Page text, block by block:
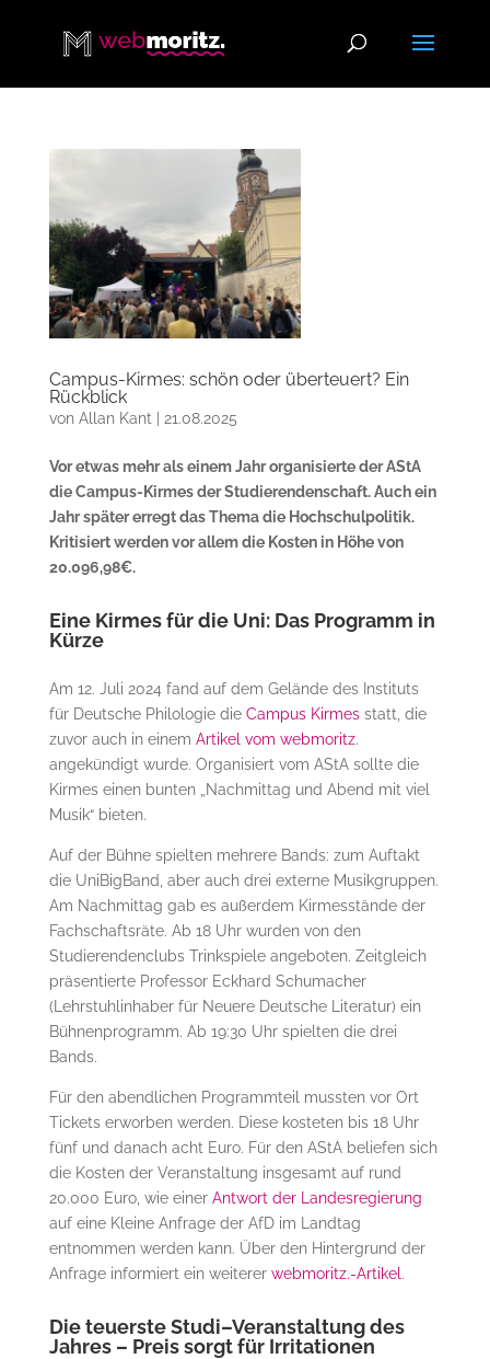
Campus-Kirmes: schön oder überteuert? Ein
Rückblick
von Allan Kant | 21.08.2025
Vor etwas mehr als einem Jahr organisierte der AStA
die Campus-Kirmes der Studierendenschaft. Auch ein
Jahr später erregt das Thema die Hochschulpolitik.
Kritisiert werden vor allem die Kosten in Höhe von
20.096,98€.
Eine Kirmes für die Uni: Das Programm in
Kürze
Am 12. Juli 2024 fand auf dem Gelände des Instituts
für Deutsche Philologie die Campus Kirmesstatt, die
zuvor auch in einem Artikel vom webmoritz.
angekündigt wurde. Organisiert vom AStA sollte die
Kirmes einen bunten „Nachmittag und Abend mit viel
Musik“ bieten.
Auf der Bühne spielten mehrere Bands: zum Auftakt
die UniBigBand, aber auch drei externe Musikgruppen.
Am Nachmittag gab es außerdem Kirmesstände der
Fachschaftsräte. Ab 18 Uhr wurden von den
Studierendenclubs Trinkspiele angeboten. Zeitgleich
präsentierte Professor Eckhard Schumacher
(Lehrstuhlinhaber für Neuere Deutsche Literatur) ein
Bühnenprogramm. Ab 19:30 Uhr spielten die drei
Bands.
Für den abendlichen Programmteil mussten vor Ort
Tickets erworben werden. Diese kosteten bis 18 Uhr
fünf und danach acht Euro. Für den AStA beliefen sich
die Kosten der Veranstaltung insgesamt auf rund
20.000 Euro, wie einer Antwort der Landesregierung
auf eine Kleine Anfrage der AfD im Landtag
entnommen werden kann. Über den Hintergrund der
Anfrage informiert ein weiterer webmoritz.-Artikel.
Die teuerste Studi–Veranstaltung des
Jahres – Preis sorgt für Irritationen